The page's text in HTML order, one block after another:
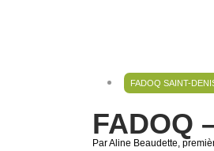
FADOQ SAINT-
FADOQ
Par Aline Beaudette ,